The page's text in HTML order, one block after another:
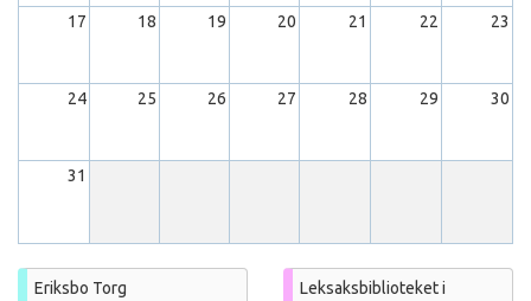
17 18 19 20 21 22 23
24 25 26 27 28 29 30
31
Eriksbo Torg
Leksaksbiblioteket i